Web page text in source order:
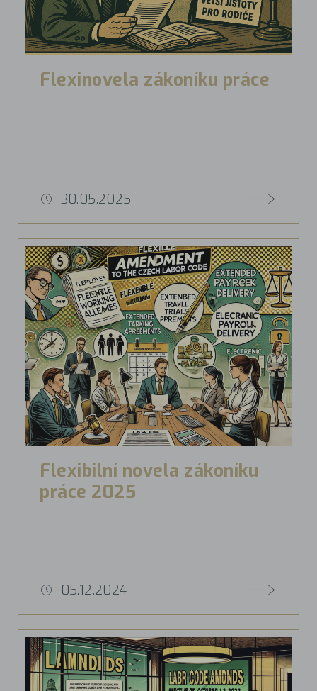
Flexinovela zákoníku práce
30.05.2025
Flexibilní novela zákoníku
práce 2025
05.12.2024